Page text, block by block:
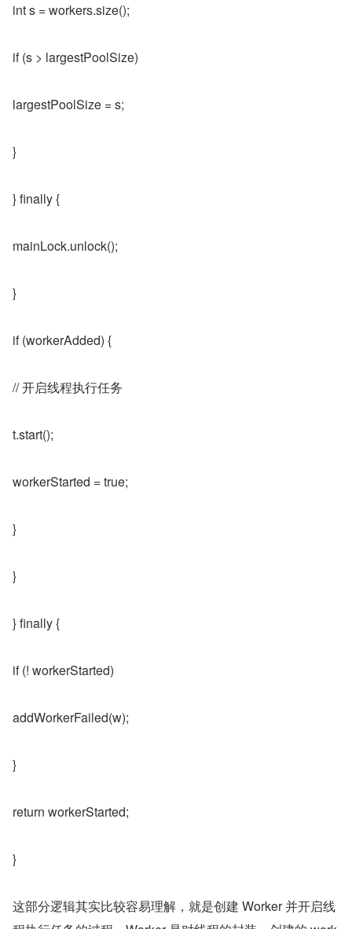
int s = workers.size();
if (s > largestPoolSize)
largestPoolSize = s;
}
} finally {
mainLock.unlock();
}
if (workerAdded) {
// 开启线程执行任务
t.start();
workerStarted = true;
}
}
} finally {
if (! workerStarted)
addWorkerFailed(w);
}
return workerStarted;
}
这部分逻辑其实比较容易理解，就是创建 Worker 并开启线